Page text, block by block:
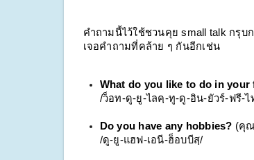
คำถามนี้ไว้ใช้ชวนคุย small talk กรุบ
เจอคำถามที่คล้าย ๆ กันอีกเช่น
What do you like to do in your
/ว็อท-ดู-ยู-ไลคฺ-ทู-ดู-อิน-ยัวร์-ฟรี-ไ
Do you have any hobbies? (คุ
/ดู-ยู-แฮฟ-เอนี-ฮ็อบบีสฺ/